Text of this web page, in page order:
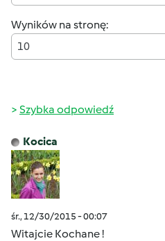
Wyników na stronę:
10
Szybka odpowiedź
Kocica
śr., 12/30/2015 - 00:07
Witajcie Kochane !